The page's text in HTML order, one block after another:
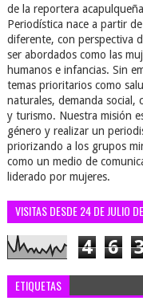
de la reportera
Periodística nace a partir
diferente, con perspectiva
ser abordados como las
humanos e infancias. Sin
temas prioritarios como
naturales, demanda social,
y turismo. Nuestra misión
género y realizar un
priorizando a los grupos
como un medio de
liderado por mujeres.
VISITAS DESDE 24 DE JULIO
4 6
ETIQUETAS